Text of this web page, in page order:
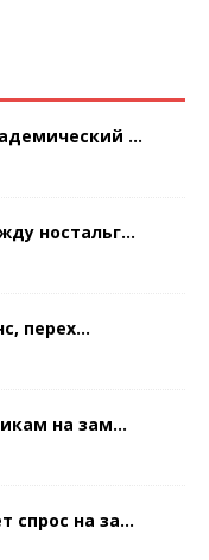
...
ностальг...
перех...
на зам...
спрос на за...